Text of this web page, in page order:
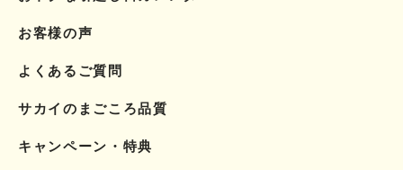
お客様の声
よくあるご質問
サカイのまごころ品質
キャンペーン・特典